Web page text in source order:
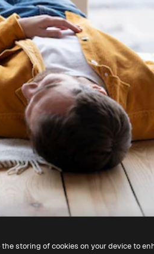
storing of cookies on your device to